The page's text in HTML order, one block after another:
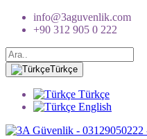
info@3aguvenlik.com
+90 312 905 0 222
Türkçe
Türkçe
English